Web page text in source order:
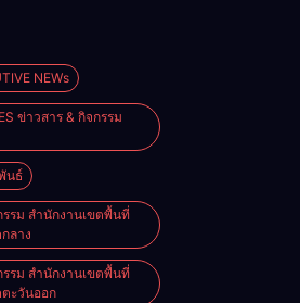
NEWs
ข่าวสาร & กิจกรรม
นธ์
รรม สำนักงานเขตพื้นที่
ลาง
รรม สำนักงานเขตพื้นที่
ะวันออก